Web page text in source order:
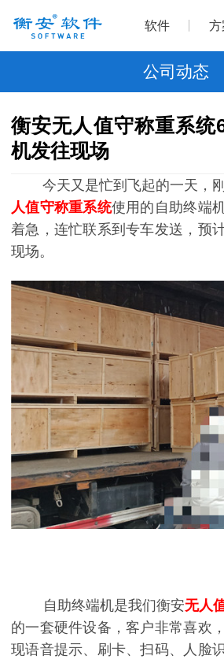
软件 方
公司动态
衡安无人值守称重系统
机发往现场
今天又是忙到飞起的一天，刚
人值守称重系统使用的自助终端
着急，连忙联系到专车发送，预
现场。
自助终端机是我们衡安无人
的一套硬件设备，客户非常喜欢
现语音提示、刷卡、扫码、人脸